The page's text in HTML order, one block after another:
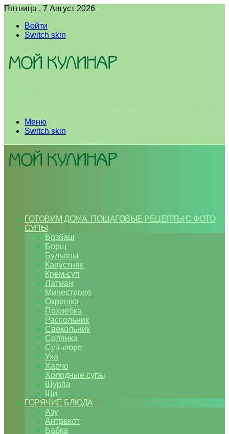
Пятница , 7 Август 2026
Войти
Switch skin
Меню
Switch skin
ГОТОВИМ ДОМА. ПОШАГОВЫЕ РЕЦЕПТЫ С ФОТО
СУПЫ
Бозбаш
Борщ
Бульоны
Капустняк
Крем-суп
Лагман
Минестроне
Окрошка
Похлебка
Рассольник
Свекольник
Солянка
Суп-пюре
Уха
Харчо
Холодные супы
Шурпа
Щи
ГОРЯЧИЕ БЛЮДА
Азу
Антрекот
Бабка